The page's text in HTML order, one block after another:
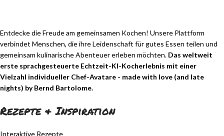
Entdecke die Freude am gemeinsamen Kochen! Unsere Plattform
verbindet Menschen, die ihre Leidenschaft für gutes Essen teilen und
gemeinsam kulinarische Abenteuer erleben möchten. Das weltweit
erste sprachgesteuerte Echtzeit-KI-Kocherlebnis mit einer
Vielzahl individueller Chef-Avatare - made with love (and late
nights) by Bernd Bartolome.
Rezepte & Inspiration
Interaktive Rezepte